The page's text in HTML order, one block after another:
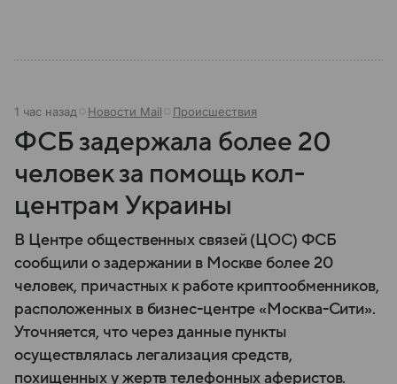
1 час назад Новости Mail Происшествия
ФСБ задержала более 20
человек за помощь кол-
центрам Украины
В Центре общественных связей (ЦОС) ФСБ
сообщили о задержании в Москве более 20
человек, причастных к работе криптообменников,
расположенных в бизнес-центре «Москва-Сити».
Уточняется, что через данные пункты
осуществлялась легализация средств,
похищенных у жертв телефонных аферистов.